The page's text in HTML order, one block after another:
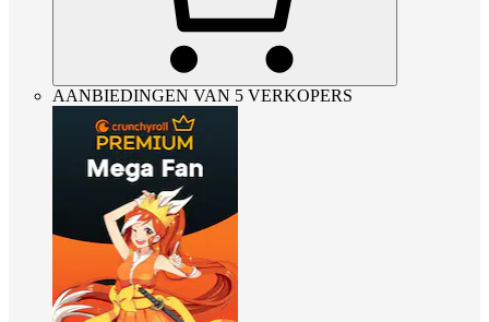
AANBIEDINGEN VAN 5 VERKOPERS